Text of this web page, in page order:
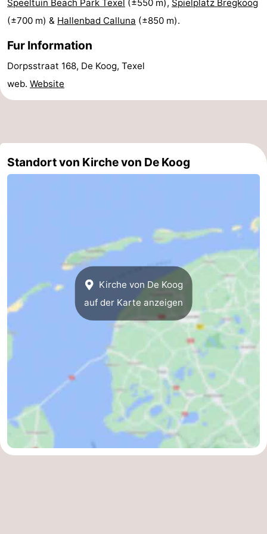
Minigolfplätze
Natur
Führungen
Sport
-
Wandern
-
Wattwandern
Sportangeln
Seehunden
Essen
Route
-
Speeltuin Beach Park Texel (±550 m), Spielplatz Bregkoog
(±700 m) & Hallenbad Calluna (±850 m).
Fur Information
Dorpsstraat 168, De Koog, Texel
web. Website
Standort von Kirche von De Koog
Kirche von De Koog
auf der Karte anzeigen